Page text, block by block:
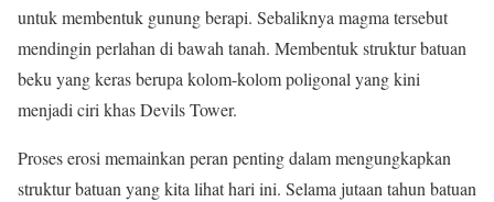
untuk membentuk gunung berapi. Sebaliknya magma tersebut
mendingin perlahan di bawah tanah. Membentuk struktur batuan
beku yang keras berupa kolom-kolom poligonal yang kini
menjadi ciri khas Devils Tower.
Proses erosi memainkan peran penting dalam mengungkapkan
struktur batuan yang kita lihat hari ini. Selama jutaan tahun batuan